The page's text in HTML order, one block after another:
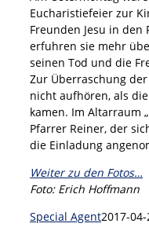
Eucharistiefeier zur
Freunden Jesu in
erfuhren sie mehr
seinen Tod und die
Zur Überraschung
nicht aufhören, als
kamen. Im Altarraum
Pfarrer Reiner, der
die Einladung
Weiter zu den Fotos…
Foto: Erich Hoffmann
Special Agent2017-